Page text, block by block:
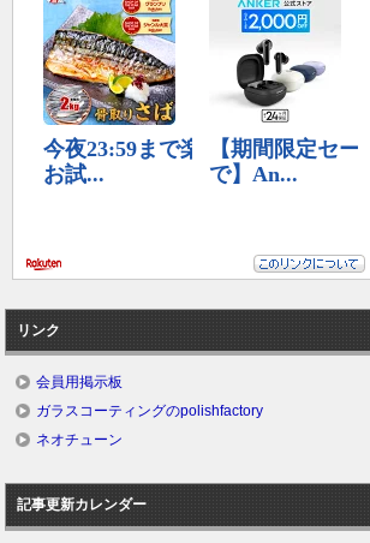
リンク
会員用掲示板
ガラスコーティングのpolishfactory
ネオチューン
記事更新カレンダー